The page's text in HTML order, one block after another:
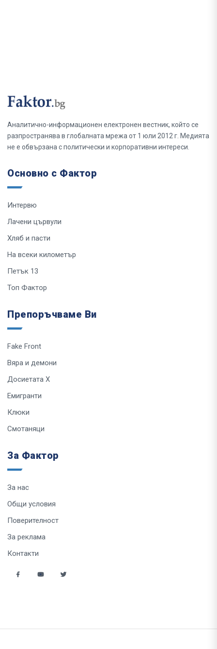
Аналитично-информационен електронен вестник, който се
разпространява в глобалната мрежа от 1 юли 2012 г. Медията
не е обвързана с политически и корпоративни интереси.
Основно с Фактор
Интервю
Лачени цървули
Хляб и пасти
На всеки километър
Петък 13
Топ Фактор
Препоръчваме Ви
Fake Front
Вяра и демони
Досиетата Х
Емигранти
Клюки
Смотаняци
За Фактор
За нас
Общи условия
Поверителност
За реклама
Контакти